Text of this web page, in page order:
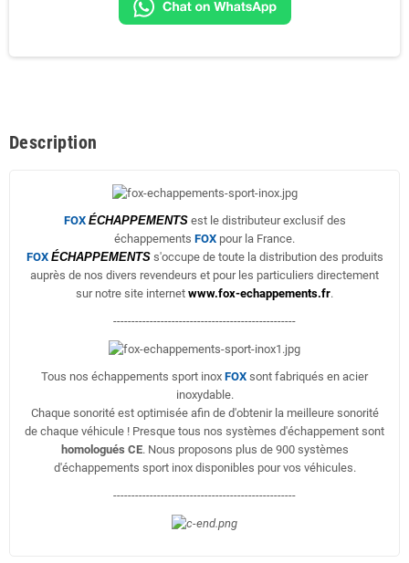
Description
FOX ÉCHAPPEMENTSest le distributeur exclusif des
échappements FOX pour la France.
FOX ÉCHAPPEMENTSs'occupe de toute la distribution des produits
auprès de nos divers revendeurs et pour les particuliers directement
sur notre site internet www.fox-echappements.fr.
--------------------------------------------------
Tous nos échappements sport inox FOX sont fabriqués en acier
inoxydable.
Chaque sonorité est optimisée afin de d'obtenir la meilleure sonorité
de chaque véhicule ! Presque tous nos systèmes d'échappement sont
homologués CE. Nous proposons plus de 900 systèmes
d'échappements sport inox disponibles pour vos véhicules.
--------------------------------------------------